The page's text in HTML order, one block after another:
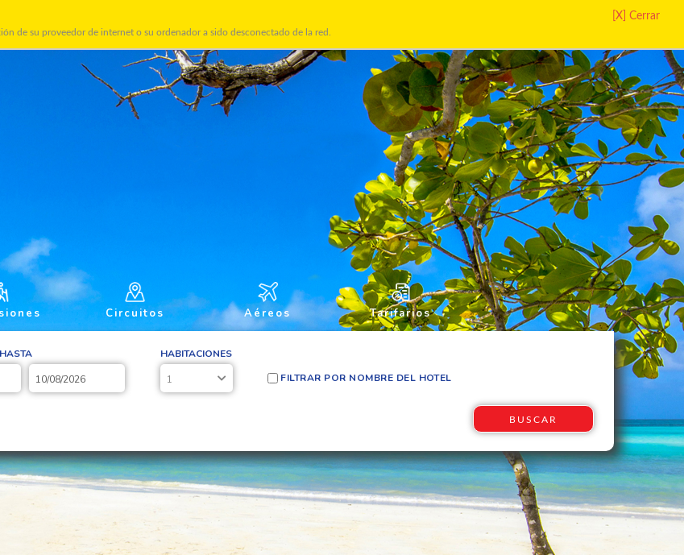
Circuitos Aéreos Tarifarios
10/08/2026
HABITACIONES
1
FILTRAR POR NOMBRE DEL HOTEL
BUSCAR
[X] Cerrar
de su proveedor de internet o su ordenador a sido desconectado de la red.